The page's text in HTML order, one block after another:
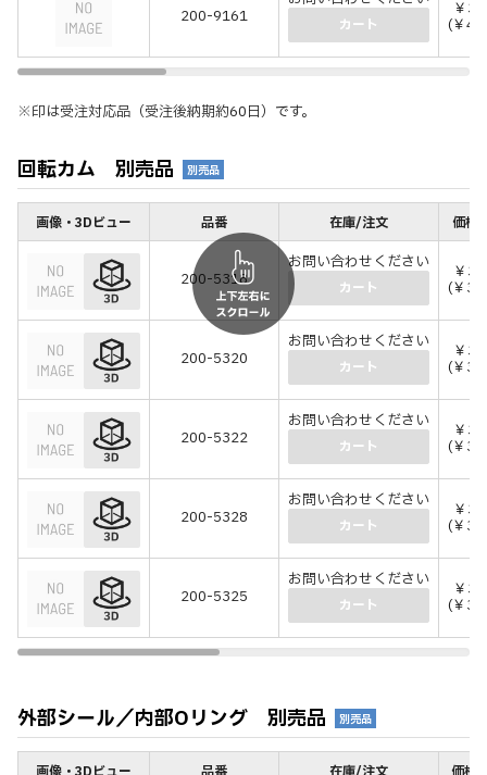
200-9161 カート
￥
(￥
※印は受注対応品（受注後納期約60日）です。
回転カム 別売品 別売品
画像・3Dビュー 品番 在庫/注文 価格(
200-5318
お問い合わせください
カート
￥
(￥
200-5320
お問い合わせください
カート
￥
(￥
200-5322
お問い合わせください
カート
￥
(￥
200-5328
お問い合わせください
カート
￥
(￥
200-5325
お問い合わせください
カート
￥
(￥
外部シール／内部Oリング 別売品 別売品